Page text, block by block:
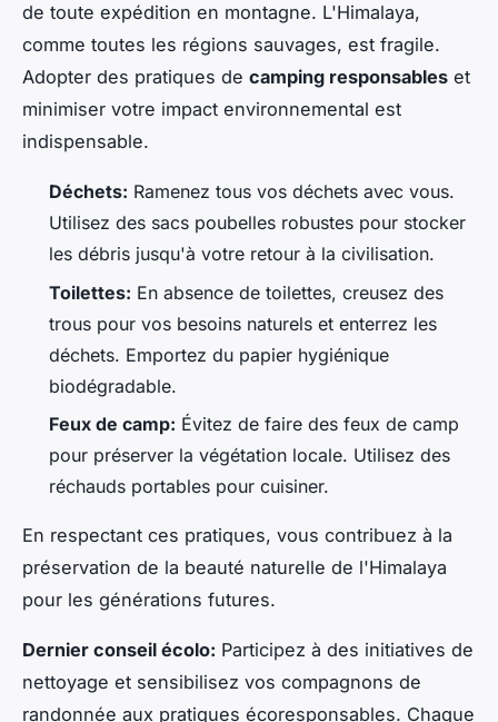
de toute expédition en montagne. L'Himalaya,
comme toutes les régions sauvages, est fragile.
Adopter des pratiques de camping responsables et
minimiser votre impact environnemental est
indispensable.
Déchets: Ramenez tous vos déchets avec vous.
Utilisez des sacs poubelles robustes pour stocker
les débris jusqu'à votre retour à la civilisation.
Toilettes: En absence de toilettes, creusez des
trous pour vos besoins naturels et enterrez les
déchets. Emportez du papier hygiénique
biodégradable.
Feux de camp: Évitez de faire des feux de camp
pour préserver la végétation locale. Utilisez des
réchauds portables pour cuisiner.
En respectant ces pratiques, vous contribuez à la
préservation de la beauté naturelle de l'Himalaya
pour les générations futures.
Dernier conseil écolo: Participez à des initiatives de
nettoyage et sensibilisez vos compagnons de
randonnée aux pratiques écoresponsables. Chaque